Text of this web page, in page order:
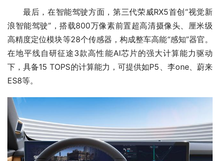
最后，在智能驾驶方面，第三代荣威RX5首创“视觉新
浪智能驾驶”，搭载800万像素前置超高清摄像头、厘米级
高精度定位模块等28个传感器，构成整车高能“感知”器官。
在地平线自研征途3款高性能AI芯片的强大计算能力驱动
下，具备15 TOPS的计算能力，可提供如P5、李one、蔚来
ES8等。